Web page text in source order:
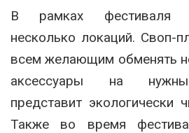
В рамках фестиваля
несколько локаций. Своп-
всем желающим обменять
аксессуары на
представит экологически
Также во время